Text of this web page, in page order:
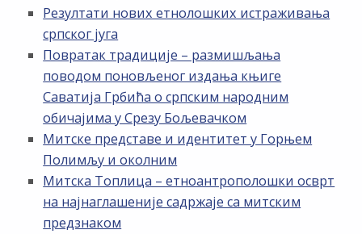
Резултати нових етнолошких истраживања
српског југа
Повратак традиције – размишљања
поводом поновљеног издања књиге
Саватија Грбића о српским народним
обичајима у Срезу Бољевачком
Митске представе и идентитет у Горњем
Полимљу и околним
Митска Топлица – етноантрополошки осврт
на најнаглашеније садржаје са митским
предзнаком